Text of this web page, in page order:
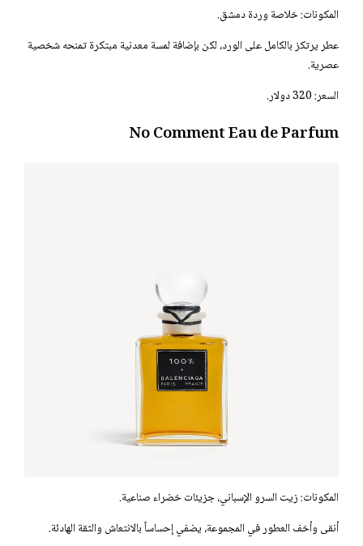
المكونات: خلاصة وردة دمشق.
عطر يرتكز بالكامل على الورد، لكن بإضافة لمسة معدنية مبتكرة تمنحه شخصية
عصرية.
السعر: 320 دولار.
No Comment Eau de Parfum
المكونات: زيت السرو الإسباني، جزيئات خضراء صناعية.
أنقى وأخف العطور في المجموعة، يضفي إحساساً بالانتعاش والثقة الهادئة.